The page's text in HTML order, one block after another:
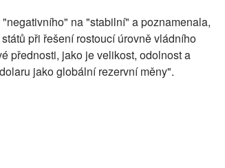
na "stabilní" a poznamenala,
při řešení rostoucí úrovně vládního
přednosti, jako je velikost, odolnost a
jako globální rezervní měny".